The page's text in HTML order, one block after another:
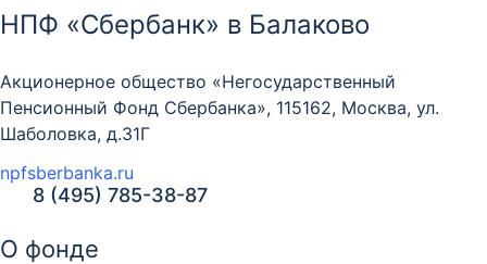
НПФ «Сбербанк» в Балаково
Акционерное общество «Негосударственный
Пенсионный Фонд Сбербанка», 115162, Москва, ул.
Шаболовка, д.31Г
npfsberbanka.ru
8 (495) 785-38-87
О фонде